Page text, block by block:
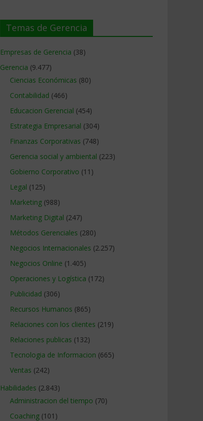
Temas de Gerencia
Empresas de Gerencia (38)
Gerencia (9.477)
Ciencias Económicas (80)
Contabilidad (466)
Educacion Gerencial (454)
Estrategia Empresarial (304)
Finanzas Corporativas (748)
Gerencia social y ambiental (223)
Gobierno Corporativo (11)
Legal (125)
Marketing (988)
Marketing Digital (247)
Métodos Gerenciales (280)
Negocios Internacionales (2.257)
Negocios Online (1.405)
Operaciones y Logística (172)
Publicidad (306)
Recursos Humanos (865)
Relaciones con los clientes (219)
Relaciones publicas (132)
Tecnologia de Informacion (665)
Ventas (242)
Habilidades (2.843)
Administracion del tiempo (70)
Coaching (101)